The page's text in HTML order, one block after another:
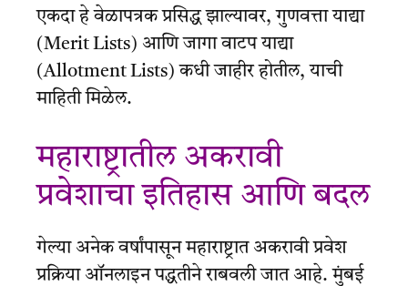
एकदा हे वेळापत्रक प्रसिद्ध झाल्यावर, गुणवत्ता याद्या
(Merit Lists) आणि जागा वाटप याद्या
(Allotment Lists) कधी जाहीर होतील, याची
माहिती मिळेल.
महाराष्ट्रातील अकरावी
प्रवेशाचा इतिहास आणि बदल
गेल्या अनेक वर्षांपासून महाराष्ट्रात अकरावी प्रवेश
प्रक्रिया ऑनलाइन पद्धतीने राबवली जात आहे. मुंबई